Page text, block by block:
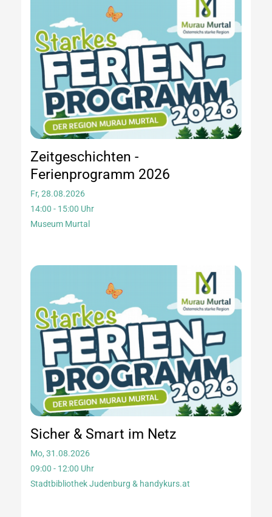
Zeitgeschichten -
Ferienprogramm 2026
Fr, 28.08.2026
14:00 - 15:00 Uhr
Museum Murtal
Sicher & Smart im Netz
Mo, 31.08.2026
09:00 - 12:00 Uhr
Stadtbibliothek Judenburg & handykurs.at